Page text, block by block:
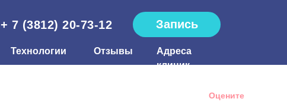
+ 7 (3812) 20-73-12 Запись
Технологии Отзывы
Адреса
клиник
Оцените